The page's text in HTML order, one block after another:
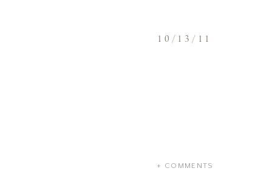
10/13/11
+ COMMENTS